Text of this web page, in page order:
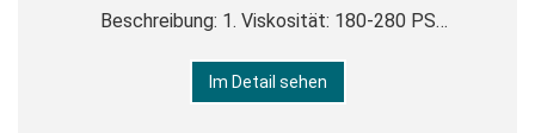
Beschreibung: 1. Viskosität: 180-280 PS
Folienstärke: 12-16 UM 2. Trocknungszeit: UV-
Im Detail sehen